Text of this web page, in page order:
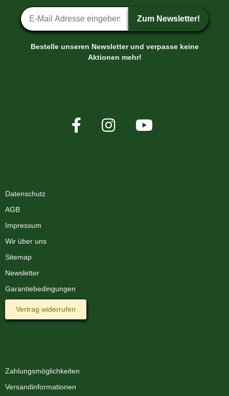
Newsletter-Anmeldung
Zum Newsletter!
Bestelle unseren Newsletter und verpasse keine
Aktionen mehr!
Datenschutz
AGB
Impressum
Wir über uns
Sitemap
Newsletter
Garantiebedingungen
Vertrag widerrufen
Zahlungsmöglichkeiten
Versandinformationen